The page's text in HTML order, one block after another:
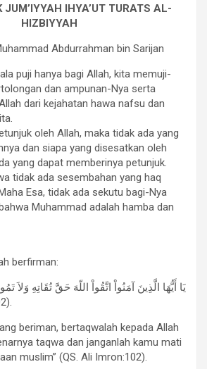
JUM’IYYAH IHYA’UT TURATS AL-
HIZBIYYAH
Abdurrahman bin Sarijan
puji hanya bagi Allah, kita memuji-
dan ampunan-Nya serta
dari kejahatan hawa nafsu dan
oleh Allah, maka tidak ada yang
dan siapa yang disesatkan oleh
yang dapat memberinya petunjuk.
tidak ada sesembahan yang haq
Esa, tidak ada sekutu bagi-Nya
Muhammad adalah hamba dan
berfirman:
يَا أَيُّهَا الَّذِينَ آمَنُواْ اتَّقُواْ اللّهَ حَقَّ تُقَاتِهِ وَلاَ
(102) سورة آل عمران.
beriman, bertaqwalah kepada Allah
taqwa dan janganlah kamu mati
muslim” (QS. Ali Imron:102).